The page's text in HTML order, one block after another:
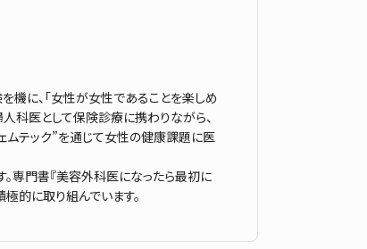
に、「女性が女性であることを楽しめ
科医として保険診療に携わりながら、
ムテック”を通じて女性の健康課題に医
専門書『美容外科医になったら最初に
的に取り組んでいます。